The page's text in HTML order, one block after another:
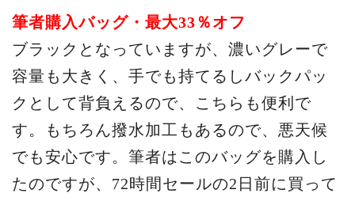
筆者購入バッグ・最大33 ％オフ
ブラックとなっていますが、濃いグレーで
容量も大きく、手でも持てるしバックパッ
クとして背負えるので、こちらも便利で
す。もちろん撥水加工もあるので、悪天候
でも安心です。筆者はこのバッグを購入し
たのですが、72時間セールの2日前に買って